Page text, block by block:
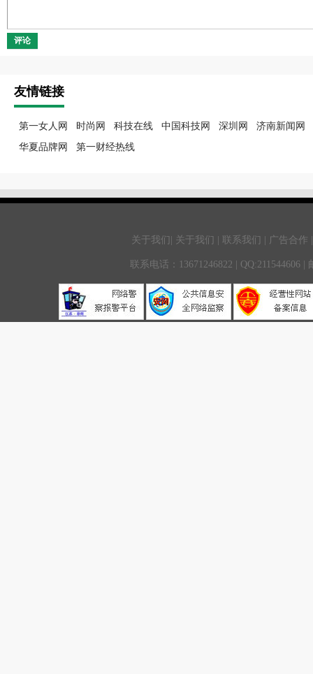
评论
友情链接
第一女人网 时尚网 科技在线 中国科技网 深圳网
济南新闻网
华夏品牌网
第一财经热线
关于我们| 关于我们 | 联系我们 | 广告合作
联系电话：13671246822 | QQ:211544606 |